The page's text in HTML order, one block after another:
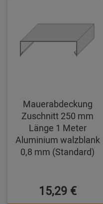
Mauerabdeckung
Zuschnitt 250 mm
Länge 1 Meter
Aluminium walzblank
0,8 mm (Standard)
15,29 €